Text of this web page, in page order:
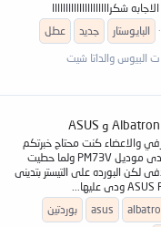
البايوستار جديد
عطل
البيوس والداتا شيت
والاعضاء كنت محتاج خبرتكم
العظيمه فى بوردتين عندى واحده Albatron ودى موديل PM73V ولما حطيت
بيدفى لكن البورده على التيستر بتدينى
asus
بوردتين